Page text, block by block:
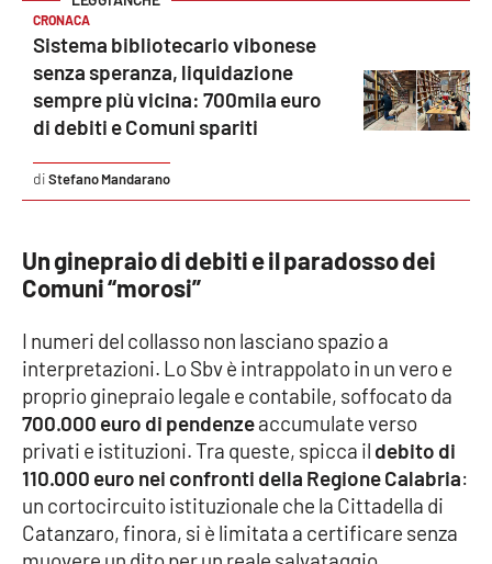
LaC Network
LaC OnAir
Catanzaro
Crotone
Reggio Calabria
Cosenza
Lamezia Terme
CRONACA
Sistema bibliotecario vibonese
senza speranza, liquidazione
sempre più vicina: 700mila euro
di debiti e Comuni spariti
Stefano Mandarano
Un ginepraio di debiti e il paradosso dei
Comuni “morosi”
I numeri del collasso non lasciano spazio a
interpretazioni. Lo Sbv è intrappolato in un vero e
proprio ginepraio legale e contabile, soffocato da
700.000 euro di pendenzeaccumulate verso
privati e istituzioni. Tra queste, spicca il debito di
110.000 euro nei confronti della Regione Calabria:
un cortocircuito istituzionale che la Cittadella di
Catanzaro, finora, si è limitata a certificare senza